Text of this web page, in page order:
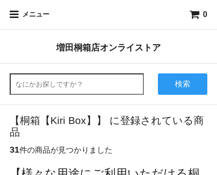
メニュー 0
増田桐箱店オンライストア
検索
【桐箱【Kiri Box】】 に登録されている商
品
31件の商品が見つかりました